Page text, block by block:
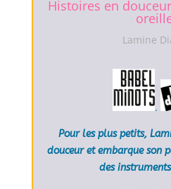
Histoires en
Lamine
.
Pour les plus petits,
douceur et embarque son
des